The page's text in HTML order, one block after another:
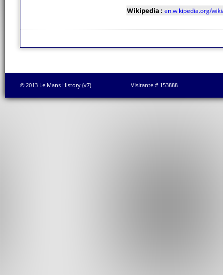
Wikipedia : en.wikipedia.org/
© 2013 Le Mans History (v7) Visitante # 153888